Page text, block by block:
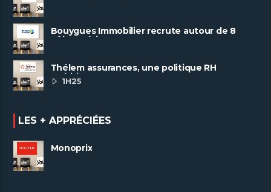
Bouygues Immobilier recrute autour de 8
pôles métiers
Thélem assurances, une politique RH
ambitieuse
1H25
LES + APPRÉCIÉES
Monoprix